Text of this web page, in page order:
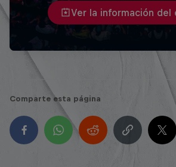
Ver la información del
Comparte esta página